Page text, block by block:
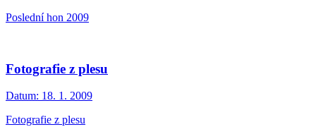
Poslední hon 2009
Fotografie z plesu
Datum: 18. 1. 2009
Fotografie z plesu